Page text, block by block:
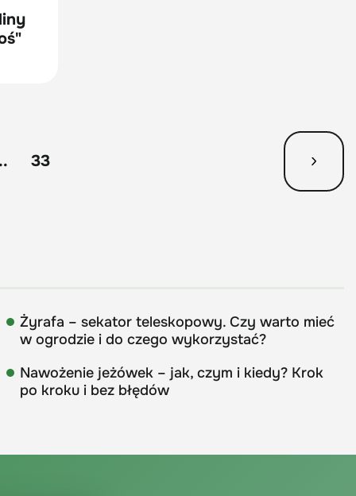
33
Żyrafa – sekator teleskopowy. Czy warto mieć
w ogrodzie i do czego wykorzystać?
Nawożenie jeżówek – jak, czym i kiedy? Krok
po kroku i bez błędów